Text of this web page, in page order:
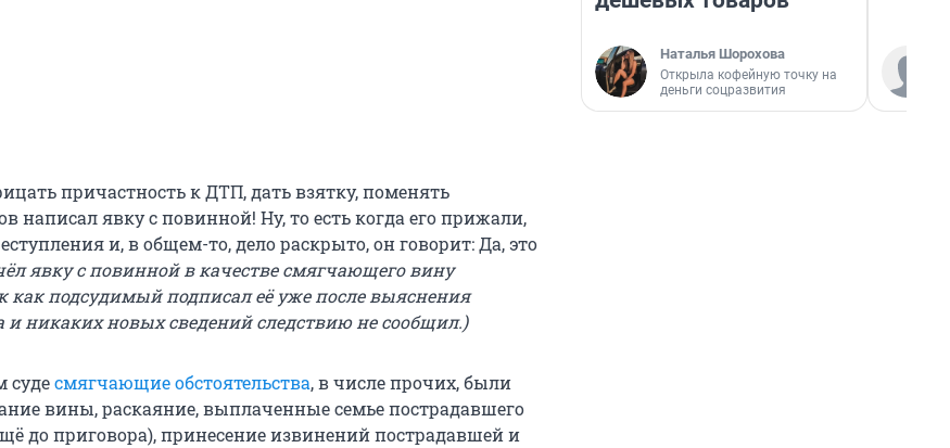
причастность к ДТП, дать взятку, поменять
написал явку с повинной! Ну, то есть когда его прижали,
и, в общем-то, дело раскрыто, он говорит: Да, это
явку с повинной в качестве смягчающего вину
как подсудимый подписал её уже после выяснения
и никаких новых сведений следствию не сообщил.)
судесмягчающие обстоятельства, в числе прочих, были
вины, раскаяние, выплаченные семье пострадавшего
до приговора), принесение извинений пострадавшей и
Наталья Шорохова
Открыла кофейную точку на
деньги соцразвития